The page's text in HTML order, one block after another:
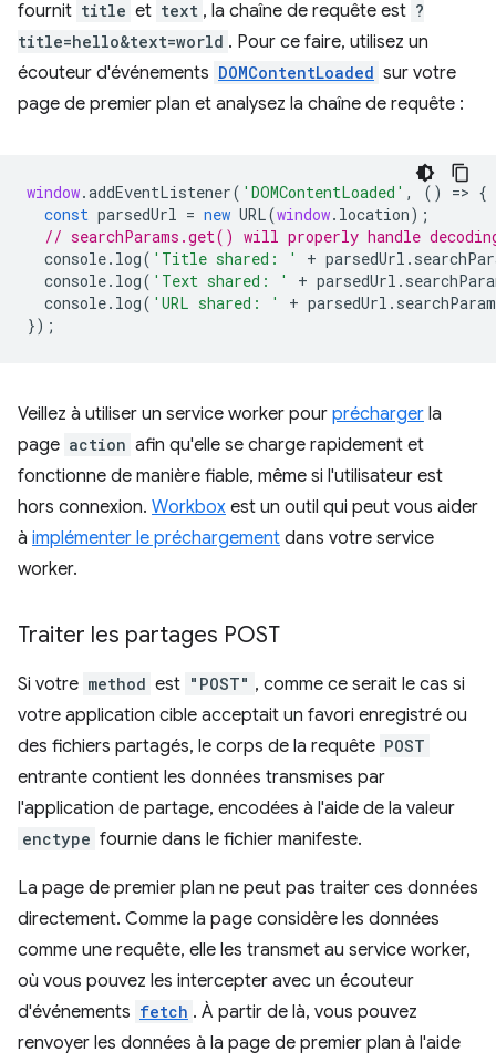
fournit title et text , la chaîne de requête est ?
title=hello&text=world . Pour ce faire, utilisez un
écouteur d'événements DOMContentLoaded sur votre
page de premier plan et analysez la chaîne de requête :
window.addEventListener( 'DOMContentLoaded' , () => {
const parsedUrl = new URL(window. location);
// searchParams.get() will properly handle
console. log( 'Title shared: ' + parsedUrl .
console. log( 'Text shared: ' + parsedUrl .
console. log( 'URL shared: ' + parsedUrl .
});
Veillez à utiliser un service worker pour précharger la
page action afin qu'elle se charge rapidement et
fonctionne de manière fiable, même si l'utilisateur est
hors connexion. Workbox est un outil qui peut vous aider
à implémenter le préchargement dans votre service
worker.
Traiter les partages POST
Si votre method est "POST" , comme ce serait le cas si
votre application cible acceptait un favori enregistré ou
des fichiers partagés, le corps de la requête POST
entrante contient les données transmises par
l'application de partage, encodées à l'aide de la valeur
enctype fournie dans le fichier manifeste.
La page de premier plan ne peut pas traiter ces données
directement. Comme la page considère les données
comme une requête, elle les transmet au service worker,
où vous pouvez les intercepter avec un écouteur
d'événements fetch . À partir de là, vous pouvez
renvoyer les données à la page de premier plan à l'aide